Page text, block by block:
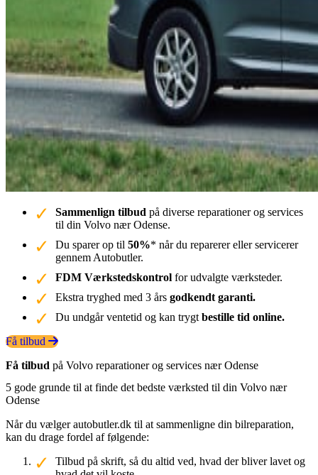
Sammenlign tilbud på diverse reparationer og services
til din Volvo nær Odense.
Du sparer op til 50%* når du reparerer eller servicerer
gennem Autobutler.
FDM Værkstedskontrol for udvalgte værksteder.
Ekstra tryghed med 3 års godkendt garanti.
Du undgår ventetid og kan trygt bestille tid online.
Få tilbud
Få tilbud på Volvo reparationer og services nær Odense
5 gode grunde til at finde det bedste værksted til din Volvo nær
Odense
Når du vælger autobutler.dk til at sammenligne din bilreparation,
kan du drage fordel af følgende:
Tilbud på skrift, så du altid ved, hvad der bliver lavet og